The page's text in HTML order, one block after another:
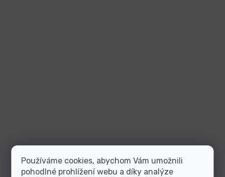
Používáme cookies, abychom Vám umožnili
pohodlné prohlížení webu a díky analýze